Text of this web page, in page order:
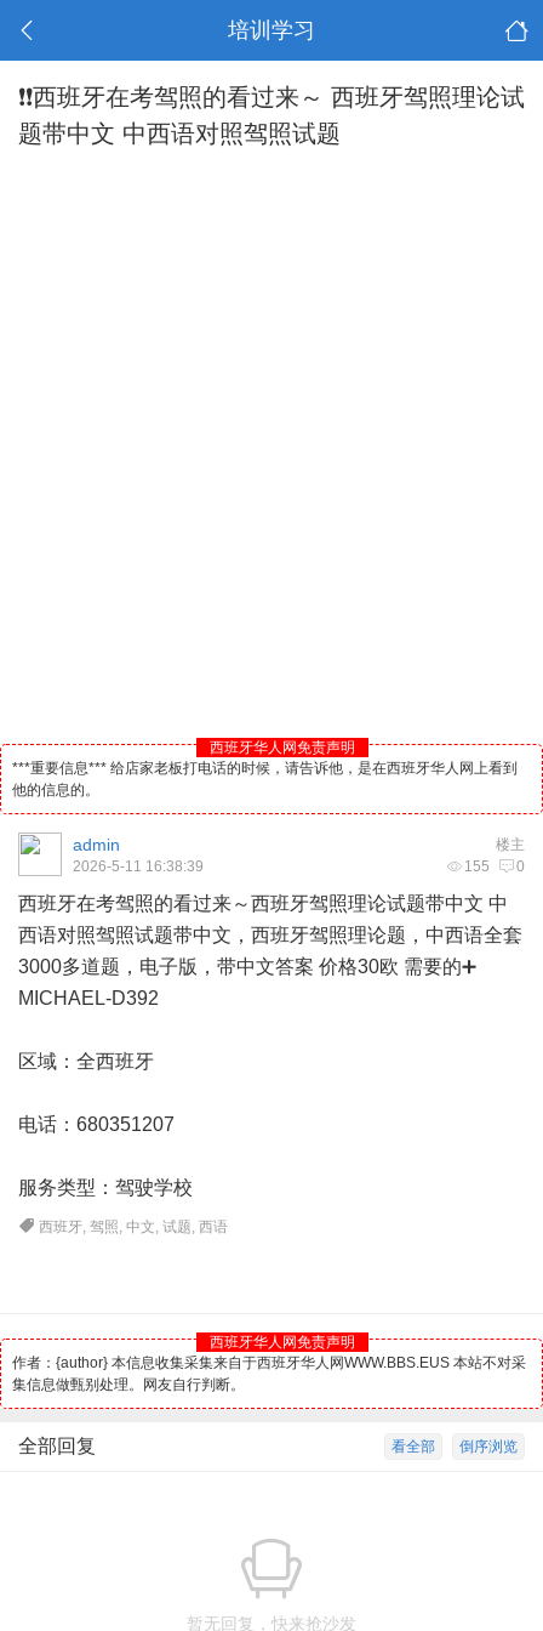
培训学习
❗️❗️西班牙在考驾照的看过来～ 西班牙驾照理论试
题带中文 中西语对照驾照试题
西班牙华人网免责声明
***重要信息*** 给店家老板打电话的时候，请告诉他，是在西班牙华人网上看到
他的信息的。
楼主
admin
155 0
2026-5-11 16:38:39
西班牙在考驾照的看过来～西班牙驾照理论试题带中文 中
西语对照驾照试题带中文，西班牙驾照理论题，中西语全套
3000多道题，电子版，带中文答案 价格30欧 需要的➕
MICHAEL-D392
区域：全西班牙
电话：680351207
服务类型：驾驶学校
西班牙,驾照,中文,试题,西语
西班牙华人网免责声明
作者：{author} 本信息收集采集来自于西班牙华人网WWW.BBS.EUS 本站不对采
集信息做甄别处理。网友自行判断。
倒序浏览
看全部
全部回复
暂无回复，快来抢沙发